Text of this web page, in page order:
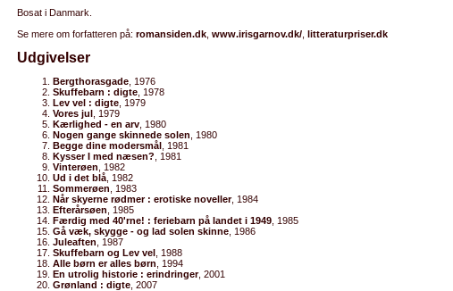
Bosat i Danmark.
Se mere om forfatteren på: romansiden.dk www.irisgarnov.dk/ litteraturpriser.dk
Udgivelser
Bergthorasgade , 1976
Skuffebarn : digte , 1978
Lev vel : digte , 1979
Vores jul , 1979
Kærlighed - en arv , 1980
Nogen gange skinnede solen , 1980
Begge dine modersmål , 1981
Kysser I med næsen? , 1981
Vinterøen , 1982
Ud i det blå , 1982
Sommerøen , 1983
Når skyerne rødmer : erotiske noveller, 1984
Efterårsøen , 1985
Færdig med 40'rne! : feriebarn på landet i 1949 , 1985
Gå væk, skygge - og lad solen skinne , 1986
Juleaften , 1987
Skuffebarn og Lev vel , 1988
Alle børn er alles børn , 1994
En utrolig historie : erindringer, 2001
Grønland : digte , 2007